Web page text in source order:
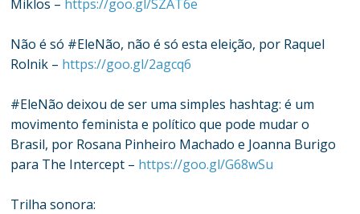
Miklos – https://goo.gl/SZAT6e
Não é só #EleNão, não é só esta eleição, por Raquel
Rolnik – https://goo.gl/2agcq6
#EleNão deixou de ser uma simples hashtag: é um
movimento feminista e político que pode mudar o
Brasil, por Rosana Pinheiro Machado e Joanna Burigo
para The Intercept – https://goo.gl/G68wSu
Trilha sonora: